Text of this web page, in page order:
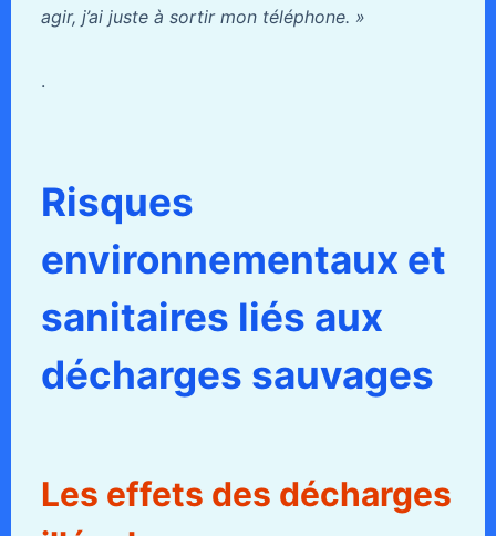
agir, j’ai juste à sortir mon téléphone. »
.
Risques
environnementaux et
sanitaires liés aux
décharges sauvages
Les effets des décharges